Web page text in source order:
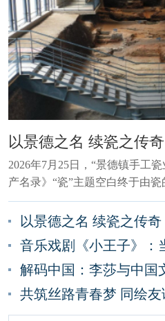
以景德之名 续瓷之传奇
2026年7月25日，“景德镇手工
产名录》“瓷”主题空白终于由
以景德之名 续瓷之传奇
音乐戏剧《小王子》：
解码中国：李莎与中国
共筑丝路青春梦 同绘